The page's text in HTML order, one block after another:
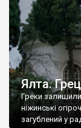
Ялта.
Греки
ніжинські
загублений у